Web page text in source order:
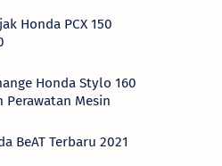
Honda PCX 150
Honda Stylo 160
Perawatan Mesin
BeAT Terbaru 2021